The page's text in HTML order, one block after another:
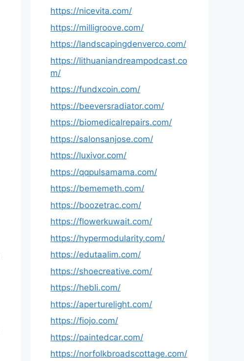
https://nicevita.com/
https://milligroove.com/
https://landscapingdenverco.com/
https://lithuaniandreampodcast.co
m/
https://fundxcoin.com/
https://beeversradiator.com/
https://biomedicalrepairs.com/
https://salonsanjose.com/
https://luxivor.com/
https://qqpulsamama.com/
https://bememeth.com/
https://boozetrac.com/
https://flowerkuwait.com/
https://hypermodularity.com/
https://edutaalim.com/
https://shoecreative.com/
https://hebli.com/
https://aperturelight.com/
https://fiojo.com/
https://paintedcar.com/
https://norfolkbroadscottage.com/